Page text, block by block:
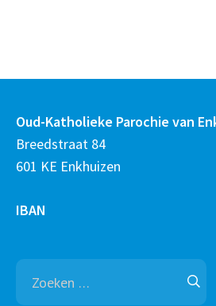
Oud-Katholieke Parochie van
Breedstraat 84
601 KE Enkhuizen
IBAN
Zoeken
naar: